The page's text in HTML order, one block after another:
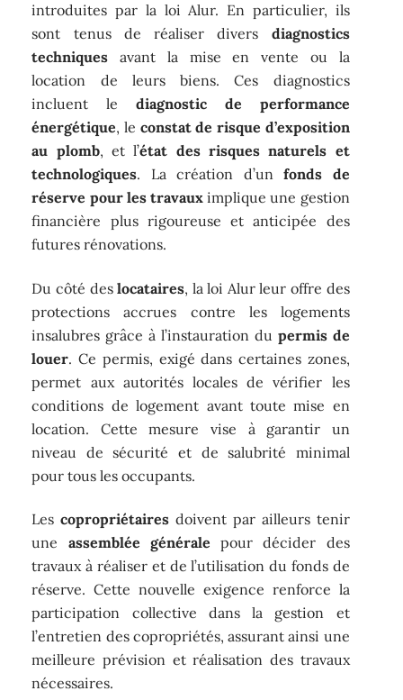
introduites par la loi Alur. En particulier, ils
sont tenus de réaliser divers diagnostics
techniques avant la mise en vente ou la
location de leurs biens. Ces diagnostics
incluent le diagnostic de performance
énergétique, le constat de risque d’exposition
au plomb, et l’état des risques naturels et
technologiques. La création d’unfonds de
réserve pour les travaux implique une gestion
financière plus rigoureuse et anticipée des
futures rénovations.
Du côté deslocataires, la loi Alur leur offre des
protections accrues contre les logements
insalubres grâce à l’instauration du permis de
louer. Ce permis, exigé dans certaines zones,
permet aux autorités locales de vérifier les
conditions de logement avant toute mise en
location. Cette mesure vise à garantir un
niveau de sécurité et de salubrité minimal
pour tous les occupants.
Lescopropriétaires doivent par ailleurs tenir
une assemblée générale pour décider des
travaux à réaliser et de l’utilisation du fonds de
réserve. Cette nouvelle exigence renforce la
participation collective dans la gestion et
l’entretien des copropriétés, assurant ainsi une
meilleure prévision et réalisation des travaux
nécessaires.